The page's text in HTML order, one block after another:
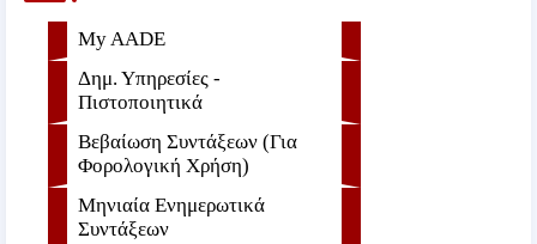
My AADE
Δημ. Υπηρεσίες -
Πιστοποιητικά
Βεβαίωση Συντάξεων (Για
Φορολογική Χρήση)
Μηνιαία Ενημερωτικά
Συντάξεων